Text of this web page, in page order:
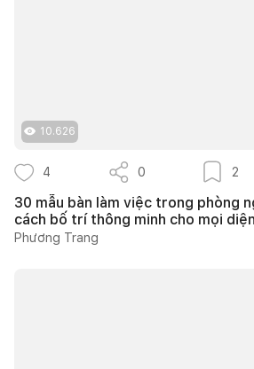
10.626
4 0 2
30 mẫu bàn làm việc trong phòng
cách bố trí thông minh cho mọi
Phương Trang